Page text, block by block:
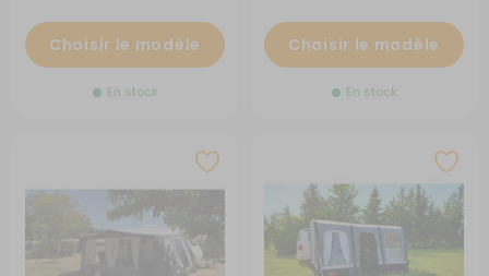
Choisir le modèle
En stock
Choisir le modèle
En stock